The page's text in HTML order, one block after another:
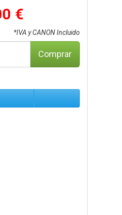
€
*IVA y CANON Incluido
Comprar